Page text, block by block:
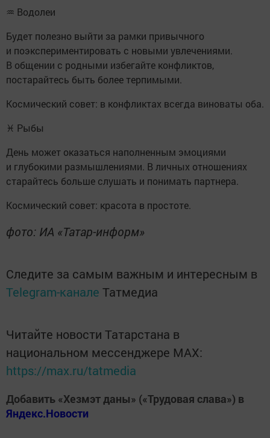
♒ Водолеи
Будет полезно выйти за рамки привычного
и поэкспериментировать с новыми увлечениями.
В общении с родными избегайте конфликтов,
постарайтесь быть более терпимыми.
Космический совет: в конфликтах всегда виноваты оба.
♓ Рыбы
День может оказаться наполненным эмоциями
и глубокими размышлениями. В личных отношениях
старайтесь больше слушать и понимать партнера.
Космический совет: красота в простоте.
фото: ИА «Татар-информ»
Следите за самым важным и интересным в
Telegram-канале Татмедиа
Читайте новости Татарстана в
национальном мессенджере MАХ:
https://max.ru/tatmedia
Добавить «Хезмэт даны» («Трудовая слава») в
Яндекс.Новости